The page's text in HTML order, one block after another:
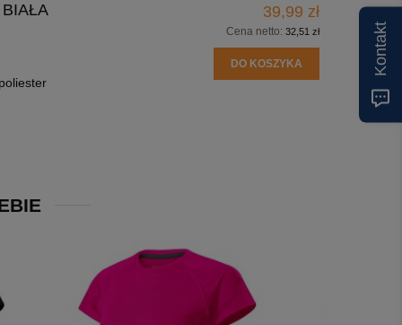
39,99 zł
Cena netto: 32,51 zł
DO KOSZYKA Kontakt